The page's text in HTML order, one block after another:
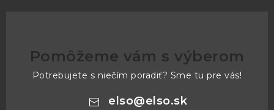
Pomôžeme vám s výberom
Potrebujete s niečím poradiť? Sme tu pre vás!
elso@elso.sk